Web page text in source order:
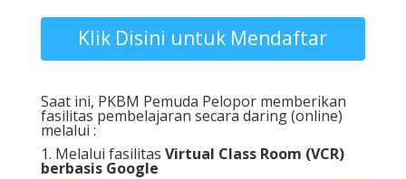
Klik Disini untuk Mendaftar
Saat ini, PKBM Pemuda Pelopor memberikan
fasilitas pembelajaran secara daring (online)
melalui :
1. Melalui fasilitas Virtual Class Room (VCR)
berbasis Google